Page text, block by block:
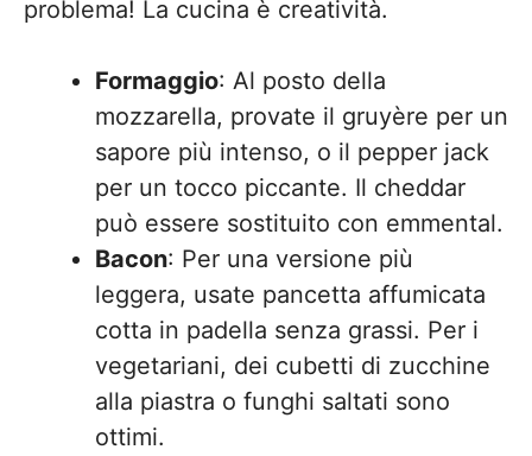
problema! La cucina è creatività.
Formaggio: Al posto della
mozzarella, provate il gruyère per un
sapore più intenso, o il pepper jack
per un tocco piccante. Il cheddar
può essere sostituito con emmental.
Bacon: Per una versione più
leggera, usate pancetta affumicata
cotta in padella senza grassi. Per i
vegetariani, dei cubetti di zucchine
alla piastra o funghi saltati sono
ottimi.